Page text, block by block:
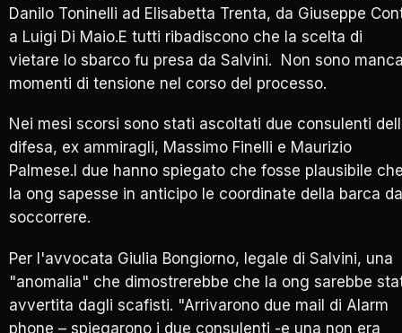
Danilo Toninelli ad Elisabetta Trenta, da Giuseppe
a Luigi Di Maio.E tutti ribadiscono che la scelta di
vietare lo sbarco fu presa da Salvini. Non sono
momenti di tensione nel corso del processo.
Nei mesi scorsi sono stati ascoltati due consulenti
difesa, ex ammiragli, Massimo Finelli e Maurizio
Palmese.I due hanno spiegato che fosse plausibile
la ong sapesse in anticipo le coordinate della barca da
soccorrere.
Per l'avvocata Giulia Bongiorno, legale di Salvini, una
"anomalia" che dimostrerebbe che la ong sarebbe
avvertita dagli scafisti. "Arrivarono due mail di Alarm
phone – spiegarono i due consulenti -e una non era